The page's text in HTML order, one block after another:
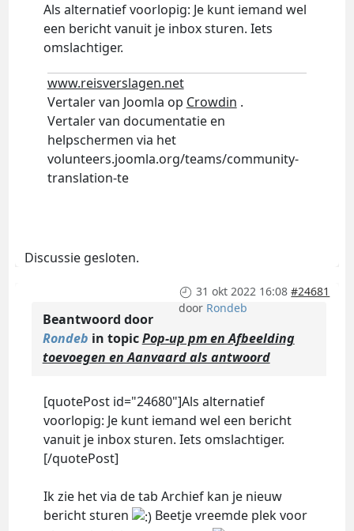
Als alternatief voorlopig: Je kunt iemand wel
een bericht vanuit je inbox sturen. Iets
omslachtiger.
www.reisverslagen.net
Vertaler van Joomla op Crowdin .
Vertaler van documentatie en
helpschermen via het
volunteers.joomla.org/teams/community-
translation-te
Discussie gesloten.
31 okt 2022 16:08 #24681
door Rondeb
Beantwoord door
Rondeb in topicPop-up pm en Afbeelding
toevoegen en Aanvaard als antwoord
[quotePost id="24680"]Als alternatief
voorlopig: Je kunt iemand wel een bericht
vanuit je inbox sturen. Iets omslachtiger.
[/quotePost]
Ik zie het via de tab Archief kan je nieuw
bericht sturen
Beetje vreemde plek voor